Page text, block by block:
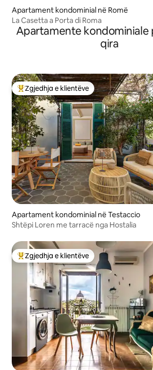
Apartament kondominial në Romë
La Casetta a Porta di Roma
Apartamente kondominiale
qira
Më të mirat e zgjedhjeve të klientëve
Zgjedhja e klientëve
Apartament kondominial në Testaccio
Shtëpi Loren me tarracë nga Hostalia
Më të mirat e zgjedhjeve të klientëve
Zgjedhja e klientëve